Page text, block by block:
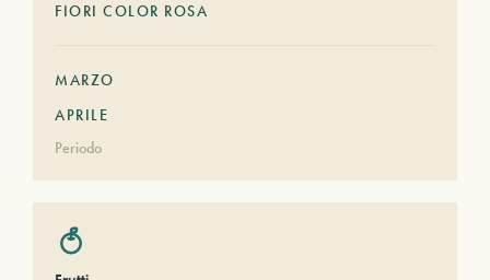
FIORI COLOR ROSA
MARZO
APRILE
Periodo